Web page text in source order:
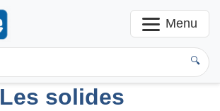
Menu
🔍
Les solides